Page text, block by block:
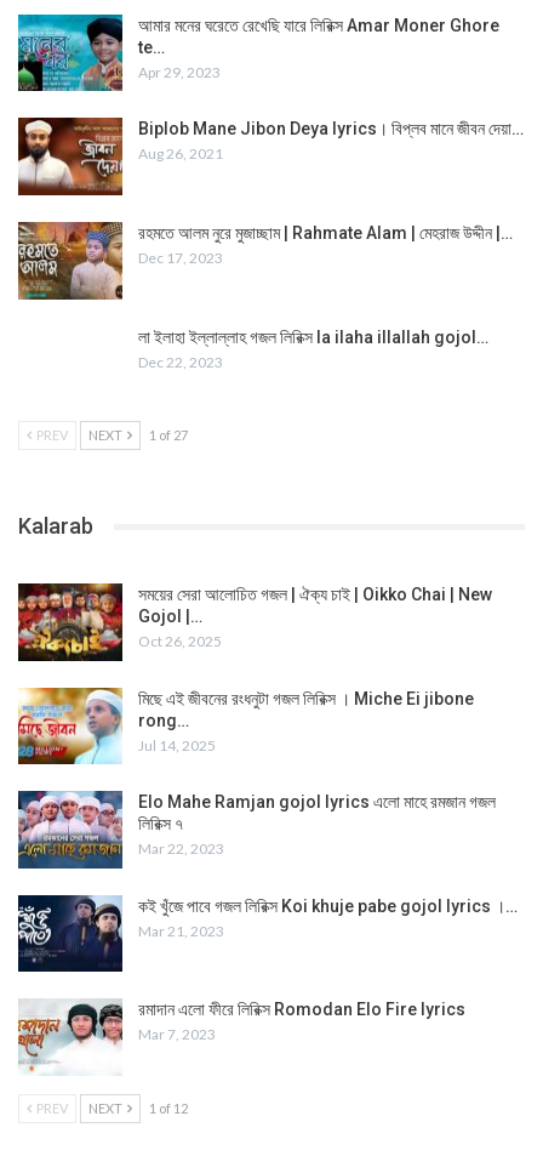
আমার মনের ঘরেতে রেখেছি যারে লিরিক্স Amar Moner Ghore
te…
Apr 29, 2023
Biplob Mane Jibon Deya lyrics। বিপ্লব মানে জীবন দেয়া…
Aug 26, 2021
রহমতে আলম নুরে মুজাচ্ছাম | Rahmate Alam | মেহরাজ উদ্দীন |…
Dec 17, 2023
লা ইলাহা ইল্লাল্লাহ গজল লিরিক্স la ilaha illallah gojol…
Dec 22, 2023
PREV NEXT 1 of 27
Kalarab
সময়ের সেরা আলোচিত গজল | ঐক্য চাই | Oikko Chai | New
Gojol |…
Oct 26, 2025
মিছে এই জীবনের রংধনুটা গজল লিরিক্স । Miche Ei jibone
rong…
Jul 14, 2025
Elo Mahe Ramjan gojol lyrics এলো মাহে রমজান গজল
লিরিক্স ৭
Mar 22, 2023
কই খুঁজে পাবে গজল লিরিক্স Koi khuje pabe gojol lyrics ।…
Mar 21, 2023
রমাদান এলো ফীরে লিরিক্স Romodan Elo Fire lyrics
Mar 7, 2023
PREV NEXT 1 of 12